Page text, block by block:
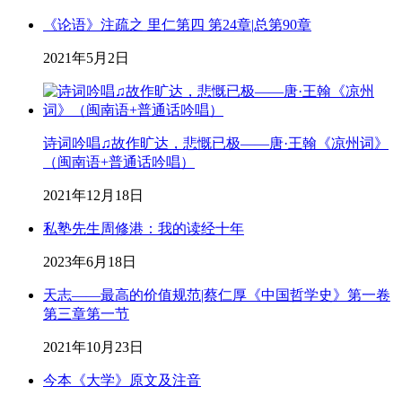
《论语》注疏之 里仁第四 第24章|总第90章
2021年5月2日
诗词吟唱♫故作旷达，悲慨已极——唐·王翰《凉州词》
（闽南语+普通话吟唱）
2021年12月18日
私塾先生周修港：我的读经十年
2023年6月18日
天志——最高的价值规范|蔡仁厚《中国哲学史》第一卷
第三章第一节
2021年10月23日
今本《大学》原文及注音